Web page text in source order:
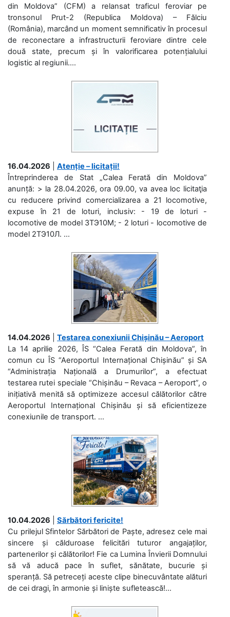
din Moldova” (CFM) a relansat traficul feroviar pe
tronsonul Prut-2 (Republica Moldova) – Fălciu
(România), marcând un moment semnificativ în procesul
de reconectare a infrastructurii feroviare dintre cele
două state, precum și în valorificarea potențialului
logistic al regiunii....
16.04.2026
Atenție – licitații!
Întreprinderea de Stat „Calea Ferată din Moldova”
anunță: > la 28.04.2026, ora 09.00, va avea loc licitaţia
cu reducere privind comercializarea a 21 locomotive,
expuse în 21 de loturi, inclusiv: - 19 de loturi -
locomotive de model 3ТЭ10М; - 2 loturi - locomotive de
model 2ТЭ10Л. ...
14.04.2026
Testarea conexiunii Chișinău – Aeroport
La 14 aprilie 2026, ÎS “Calea Ferată din Moldova”, în
comun cu ÎS “Aeroportul Internațional Chișinău” și SA
“Administrația Națională a Drumurilor”, a efectuat
testarea rutei speciale “Chișinău – Revaca – Aeroport”, o
inițiativă menită să optimizeze accesul călătorilor către
Aeroportul Internațional Chișinău și să eficientizeze
conexiunile de transport. ...
10.04.2026
Sărbători fericite!
Cu prilejul Sfintelor Sărbători de Paște, adresez cele mai
sincere și călduroase felicitări tuturor angajaților,
partenerilor și călătorilor! Fie ca Lumina Învierii Domnului
să vă aducă pace în suflet, sănătate, bucurie și
speranță. Să petreceți aceste clipe binecuvântate alături
de cei dragi, în armonie și liniște sufletească!...